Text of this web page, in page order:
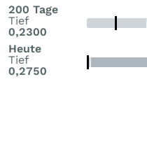
200 Tage
Tief
0,2300
Heute
Tief
0,2750